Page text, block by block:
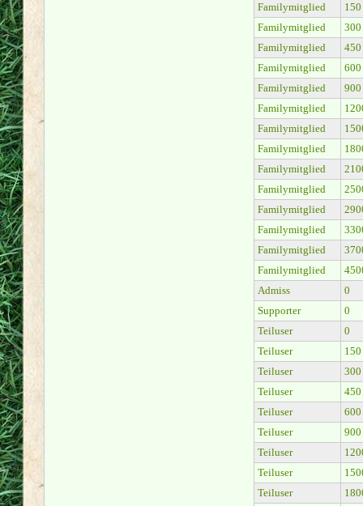
Familymitglied
150
Familymitglied
300
Familymitglied
450
Familymitglied
600
Familymitglied
900
Familymitglied
Familymitglied
Familymitglied
Familymitglied
Familymitglied
Familymitglied
Familymitglied
Familymitglied
Familymitglied
Admiss
0
Supporter
0
Teiluser
0
Teiluser
150
Teiluser
300
Teiluser
450
Teiluser
600
Teiluser
900
Teiluser
Teiluser
Teiluser